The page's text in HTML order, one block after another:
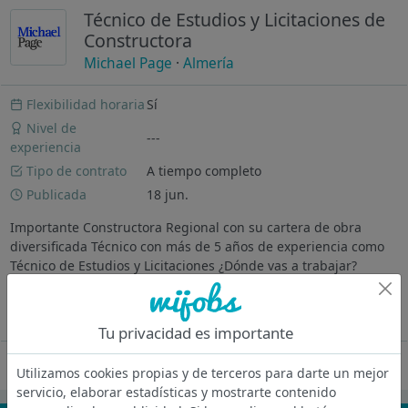
Técnico de Estudios y Licitaciones de
Constructora
Michael Page ·Almería
Flexibilidad horaria Sí
Nivel de
experiencia
---
Tipo de contrato
A tiempo completo
Publicada
18 jun.
Importante Constructora Regional con su cartera de obra
diversificada Técnico con más de 5 años de experiencia como
Técnico de Estudios y Licitaciones ¿Dónde vas a trabajar?
Nuestro cliente es una empresa consolidada en el sector de la
Oferta desactivada
Tu privacidad es importante
Utilizamos cookies propias y de terceros para darte un mejor
servicio, elaborar estadísticas y mostrarte contenido